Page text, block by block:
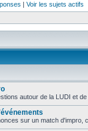
| Voir les sujets actifs
autour de la LUDI et
sur un match d'impro,